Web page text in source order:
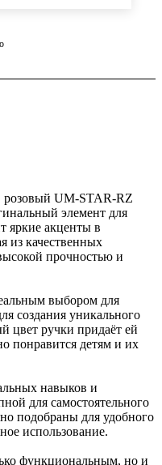
розовый UM-STAR-RZ
элемент для
яркие акценты в
из качественных
прочностью и
выбором для
создания уникального
цвет ручки придаёт ей
понравится детям и их
навыков и
для самостоятельного
подобраны для удобного
использование.
функциональным, но и